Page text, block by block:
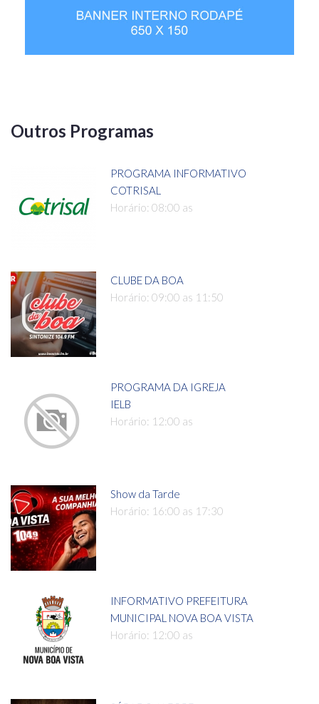
Outros Programas
PROGRAMA INFORMATIVO
COTRISAL
Horário: 08:00 as
CLUBE DA BOA
Horário: 09:00 as 11:50
PROGRAMA DA IGREJA
IELB
Horário: 12:00 as
Show da Tarde
Horário: 16:00 as 17:30
INFORMATIVO PREFEITURA
MUNICIPAL NOVA BOA VISTA
Horário: 12:00 as